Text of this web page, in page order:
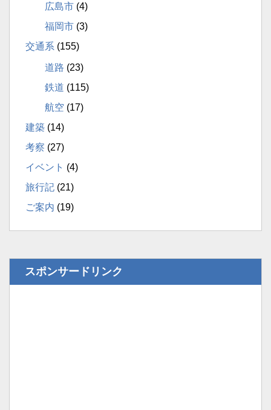
広島市 (4)
福岡市 (3)
交通系 (155)
道路 (23)
鉄道 (115)
航空 (17)
建築 (14)
考察 (27)
イベント (4)
旅行記 (21)
ご案内 (19)
スポンサードリンク